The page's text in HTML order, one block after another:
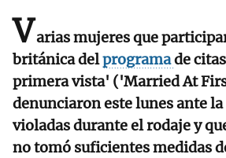
Varias mujeres que
británica delprogramade
primera vista' ('Married At
denunciaron este lunes ante la
violadas durante el rodaje y
no tomó suficientes medidas